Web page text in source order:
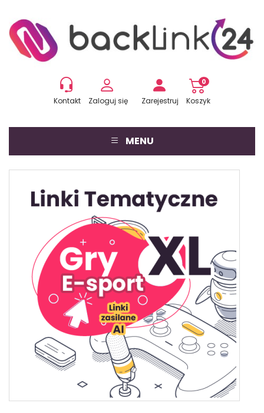
Kontakt Zaloguj się Zarejestruj Koszyk
0
MENU